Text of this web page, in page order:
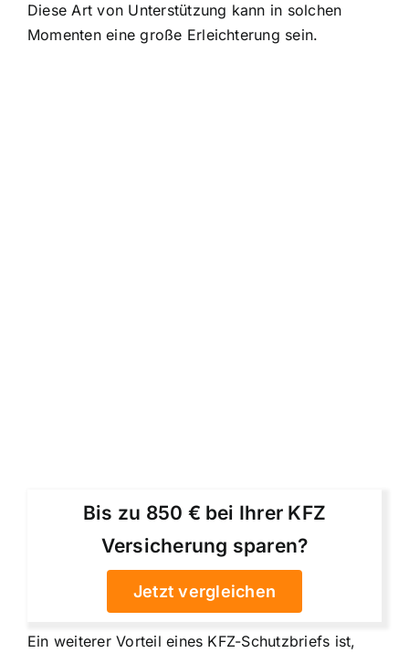
Diese Art von Unterstützung kann in solchen
Momenten eine große Erleichterung sein.
Bis zu 850 € bei Ihrer KFZ
Versicherung sparen?
Jetzt vergleichen
Ein weiterer Vorteil eines KFZ-Schutzbriefs ist,